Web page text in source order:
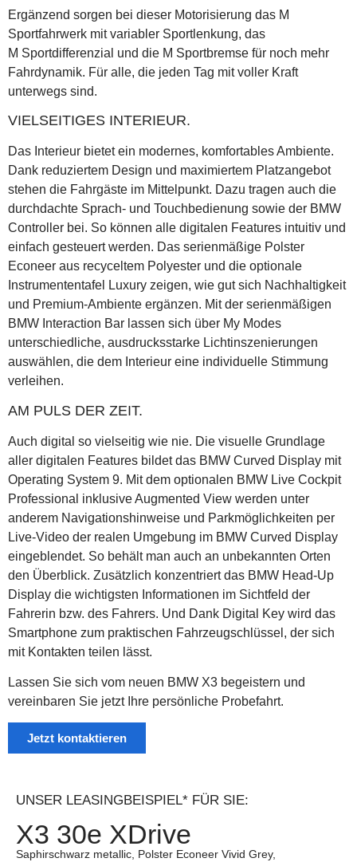
Ergänzend sorgen bei dieser Motorisierung das M
Sportfahrwerk mit variabler Sportlenkung, das
M Sportdifferenzial und die M Sportbremse für noch mehr
Fahrdynamik. Für alle, die jeden Tag mit voller Kraft
unterwegs sind.
VIELSEITIGES INTERIEUR.
Das Interieur bietet ein modernes, komfortables Ambiente.
Dank reduziertem Design und maximiertem Platzangebot
stehen die Fahrgäste im Mittelpunkt. Dazu tragen auch die
durchdachte Sprach- und Touchbedienung sowie der BMW
Controller bei. So können alle digitalen Features intuitiv und
einfach gesteuert werden. Das serienmäßige Polster
Econeer aus recyceltem Polyester und die optionale
Instrumententafel Luxury zeigen, wie gut sich Nachhaltigkeit
und Premium-Ambiente ergänzen. Mit der serienmäßigen
BMW Interaction Bar lassen sich über My Modes
unterschiedliche, ausdrucksstarke Lichtinszenierungen
auswählen, die dem Interieur eine individuelle Stimmung
verleihen.
AM PULS DER ZEIT.
Auch digital so vielseitig wie nie. Die visuelle Grundlage
aller digitalen Features bildet das BMW Curved Display mit
Operating System 9. Mit dem optionalen BMW Live Cockpit
Professional inklusive Augmented View werden unter
anderem Navigationshinweise und Parkmöglichkeiten per
Live‑Video der realen Umgebung im BMW Curved Display
eingeblendet. So behält man auch an unbekannten Orten
den Überblick. Zusätzlich konzentriert das BMW Head-Up
Display die wichtigsten Informationen im Sichtfeld der
Fahrerin bzw. des Fahrers. Und Dank Digital Key wird das
Smartphone zum praktischen Fahrzeugschlüssel, der sich
mit Kontakten teilen lässt.
Lassen Sie sich vom neuen BMW X3 begeistern und
vereinbaren Sie jetzt Ihre persönliche Probefahrt.
Jetzt kontaktieren
UNSER LEASINGBEISPIEL* FÜR SIE:
X3 30e XDrive
Saphirschwarz metallic, Polster Econeer Vivid Grey,